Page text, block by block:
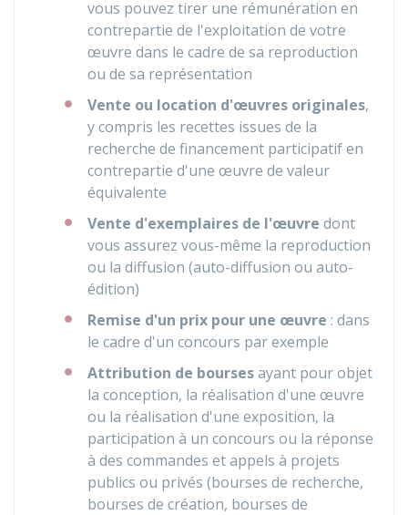
vous pouvez tirer une rémunération en
contrepartie de l'exploitation de votre
œuvre dans le cadre de sa reproduction
ou de sa représentation
Vente ou location d'œuvres originales,
y compris les recettes issues de la
recherche de financement participatif en
contrepartie d'une œuvre de valeur
équivalente
Vente d'exemplaires de l'œuvre dont
vous assurez vous-même la reproduction
ou la diffusion (auto-diffusion ou auto-
édition)
Remise d'un prix pour une œuvre : dans
le cadre d'un concours par exemple
Attribution de boursesayant pour objet
la conception, la réalisation d'une œuvre
ou la réalisation d'une exposition, la
participation à un concours ou la réponse
à des commandes et appels à projets
publics ou privés (bourses de recherche,
bourses de création, bourses de